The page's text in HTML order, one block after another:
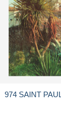
974 SAINT